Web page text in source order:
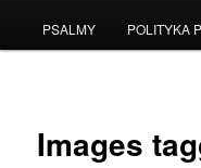
PSALMY POLITYKA
Images